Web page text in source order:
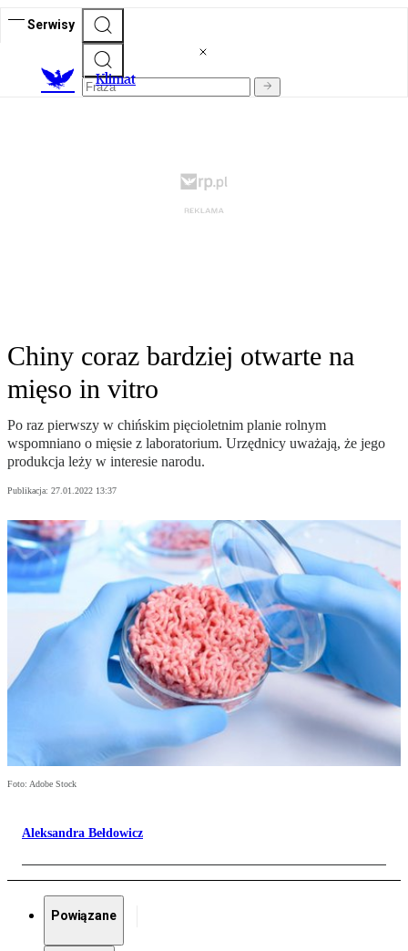
Serwisy
Klimat
Chiny coraz bardziej otwarte na
mięso in vitro
Po raz pierwszy w chińskim pięcioletnim planie rolnym
wspomniano o mięsie z laboratorium. Urzędnicy uważają, że jego
produkcja leży w interesie narodu.
Publikacja: 27.01.2022 13:37
Foto: Adobe Stock
Aleksandra Bełdowicz
Powiązane